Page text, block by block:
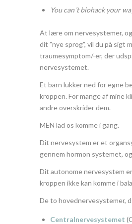
You can´t biohack your
At lære om nervesystemer,
dit ”nye sprog”, vil du på
traumesymptom/-er, der
nervesystemet.
Et barn lukker ned for egne
kroppen. For mange af mine
andre overskrider dem.
MEN lad os komme i gang.
Dit nervesystem er et
gennem hormon systemet,
Dit autonome nervesystem
kroppen ikke kan komme i
De to hovednervesystemer,
Centralnervesystemet